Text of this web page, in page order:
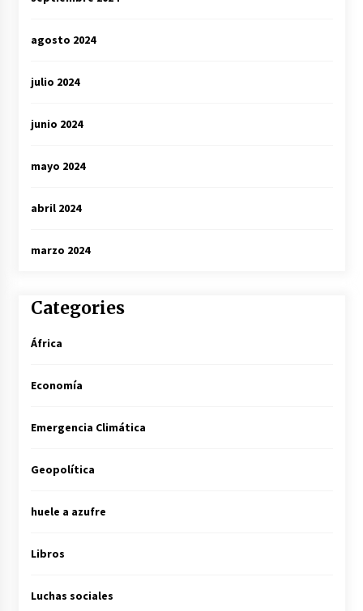
agosto 2024
julio 2024
junio 2024
mayo 2024
abril 2024
marzo 2024
Categories
África
Economía
Emergencia Climática
Geopolítica
huele a azufre
Libros
Luchas sociales